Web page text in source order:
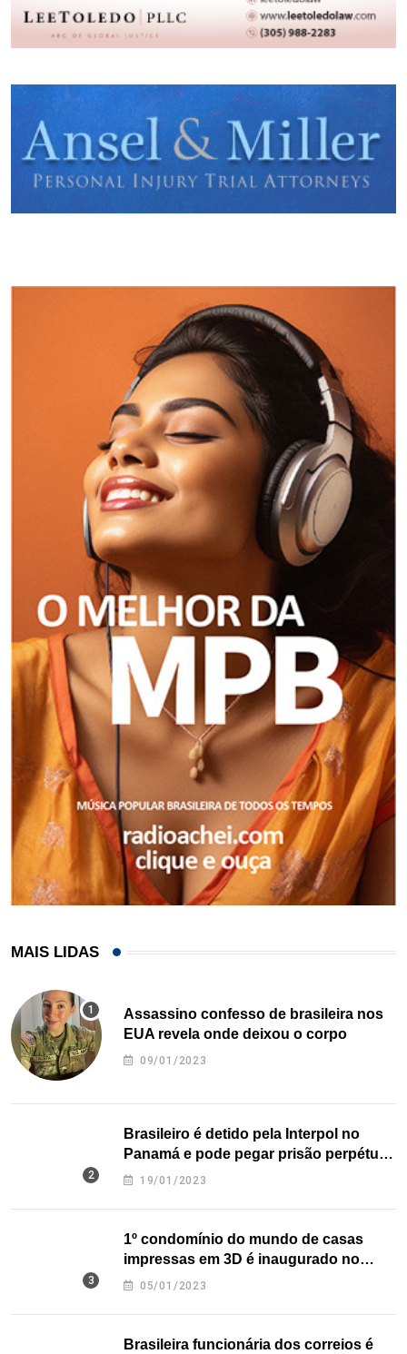
MAIS LIDAS
Assassino confesso de brasileira nos
EUA revela onde deixou o corpo
09/01/2023
Brasileiro é detido pela Interpol no
Panamá e pode pegar prisão perpétua
nos EUA
19/01/2023
1º condomínio do mundo de casas
impressas em 3D é inaugurado no
Texas
05/01/2023
Brasileira funcionária dos correios é